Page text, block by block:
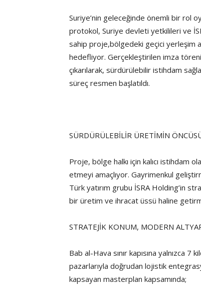
Suriye’nin geleceğinde önemli bir rol
protokol, Suriye devleti yetkilileri ve
sahip proje,bölgedeki geçici yerleşim
hedefliyor. Gerçekleştirilen imza
çıkarılarak, sürdürülebilir istihdam
süreç resmen başlatıldı.
SÜRDÜRÜLEBİLİR ÜRETİMİN
Proje, bölge halkı için kalıcı istihdam
etmeyi amaçlıyor. Gayrimenkul
Türk yatırım grubu İSRA Holding’in
bir üretim ve ihracat üssü haline
STRATEJİK KONUM, MODERN
Bab al-Hava sınır kapısına yalnızca
pazarlarıyla doğrudan lojistik
kapsayan masterplan kapsamında;